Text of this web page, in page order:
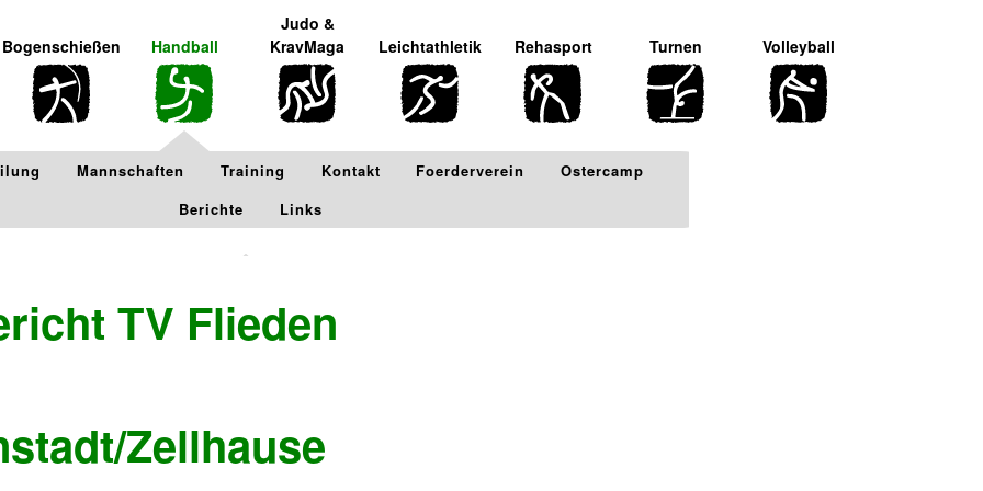
Bogenschießen Handball
Judo &
KravMaga
Leichtathletik Rehasport Turnen Volleyball
Mannschaften Training Kontakt Foerderverein
Ostercamp
Berichte
Links
TV Flieden
Zellhause